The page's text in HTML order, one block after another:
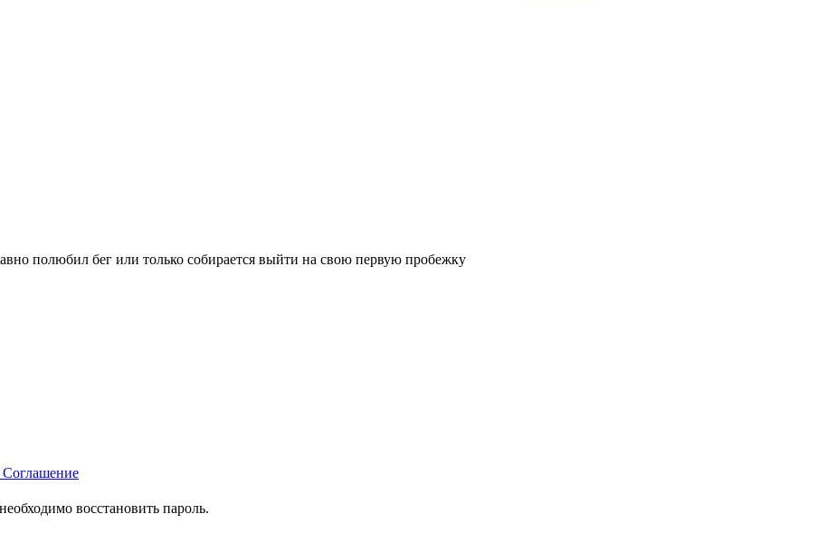
полюбил бег или только собирается выйти на свою первую пробежку
Соглашение
восстановить пароль.